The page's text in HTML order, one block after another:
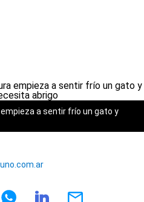
a sentir frío un gato y